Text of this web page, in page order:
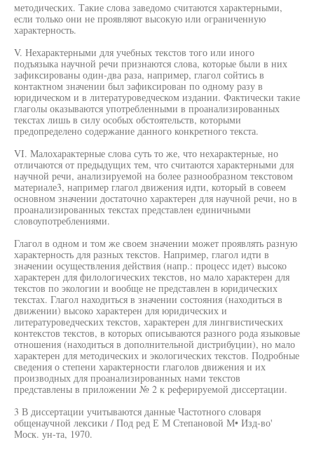
методических. Такие слова заведомо считаются характерными,
если только они не проявляют высокую или ограниченную
характерность.
V. Нехарактерными для учебных текстов того или иного
подъязыка научной речи признаются слова, которые были в них
зафиксированы один-два раза, например, глагол сойтись в
контактном значении был зафиксирован по одному разу в
юридическом и в литературоведческом издании. Фактически такие
глаголы оказываются употребленными в проанализированных
текстах лишь в силу особых обстоятельств, которыми
предопределено содержание данного конкретного текста.
VI. Малохарактерные слова суть то же, что нехарактерные, но
отличаются от предыдущих тем, что считаются характерными для
научной речи, анализируемой на более разнообразном текстовом
материале3, например глагол движения идти, который в совеем
основном значении достаточно характерен для научной речи, но в
проанализированных текстах представлен единичными
словоупотреблениями.
Глагол в одном и том же своем значении может проявлять разную
характерность для разных текстов. Например, глагол идти в
значении осуществления действия (напр.: процесс идет) высоко
характерен для филологических текстов, но мало характерен для
текстов по экологии и вообще не представлен в юридических
текстах. Глагол находиться в значении состояния (находиться в
движении) высоко характерен для юридических и
литературоведческих текстов, характерен для лингвистических
контекстов текстов, в которых описываются разного рода языковые
отношения (находиться в дополнительной дистрибуции), но мало
характерен для методических и экологических текстов. Подробные
сведения о степени характерности глаголов движения и их
производных для проанализированных нами текстов
представлены в приложении № 2 к реферируемой диссертации.
3 В диссертации учитываются данные Частотного словаря
общенаучной лексики / Под ред Е М Степановой М• Изд-во'
Моск. ун-та, 1970.